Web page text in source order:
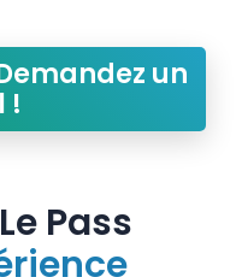
un
!
Pass